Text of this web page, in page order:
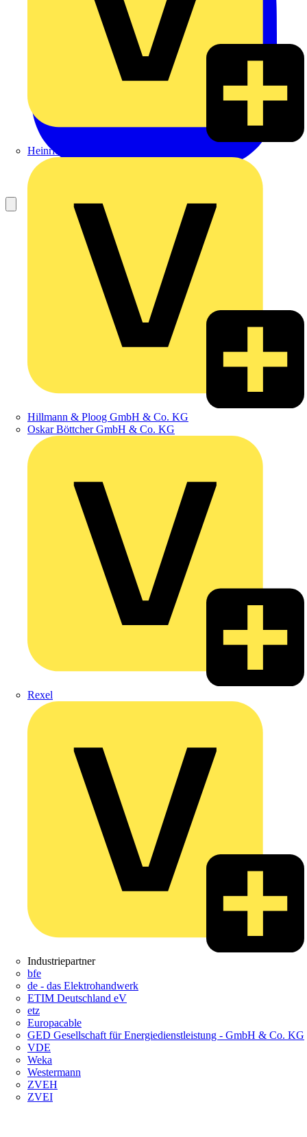
Heinrich Häusler GmbH
Hillmann & Ploog GmbH & Co. KG
Oskar Böttcher GmbH & Co. KG
Rexel
Industriepartner
bfe
de - das Elektrohandwerk
ETIM Deutschland eV
etz
Europacable
GED Gesellschaft für Energiedienstleistung - GmbH & Co. KG
VDE
Weka
Westermann
ZVEH
ZVEI